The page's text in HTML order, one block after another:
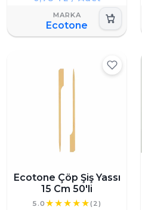
Ecotone
Ecotone Çöp Şiş Yassı
15 Cm 50'li
5.0 (2)